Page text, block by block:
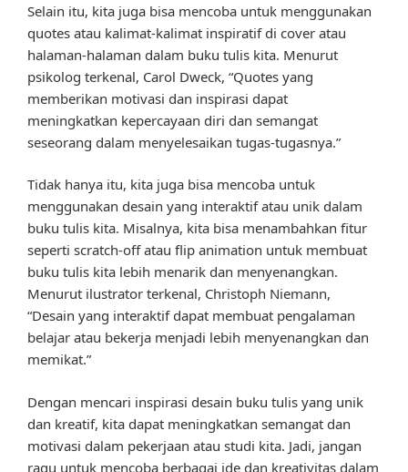
Selain itu, kita juga bisa mencoba untuk menggunakan
quotes atau kalimat-kalimat inspiratif di cover atau
halaman-halaman dalam buku tulis kita. Menurut
psikolog terkenal, Carol Dweck, “Quotes yang
memberikan motivasi dan inspirasi dapat
meningkatkan kepercayaan diri dan semangat
seseorang dalam menyelesaikan tugas-tugasnya.”
Tidak hanya itu, kita juga bisa mencoba untuk
menggunakan desain yang interaktif atau unik dalam
buku tulis kita. Misalnya, kita bisa menambahkan fitur
seperti scratch-off atau flip animation untuk membuat
buku tulis kita lebih menarik dan menyenangkan.
Menurut ilustrator terkenal, Christoph Niemann,
“Desain yang interaktif dapat membuat pengalaman
belajar atau bekerja menjadi lebih menyenangkan dan
memikat.”
Dengan mencari inspirasi desain buku tulis yang unik
dan kreatif, kita dapat meningkatkan semangat dan
motivasi dalam pekerjaan atau studi kita. Jadi, jangan
ragu untuk mencoba berbagai ide dan kreativitas dalam